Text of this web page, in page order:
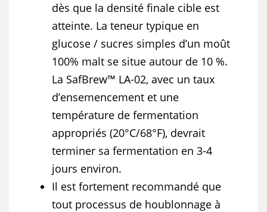
dès que la densité finale cible est
atteinte. La teneur typique en
glucose / sucres simples d’un moût
100% malt se situe autour de 10 %.
La SafBrew™ LA-02, avec un taux
d’ensemencement et une
température de fermentation
appropriés (20°C/68°F), devrait
terminer sa fermentation en 3-4
jours environ.
Il est fortement recommandé que
tout processus de houblonnage à